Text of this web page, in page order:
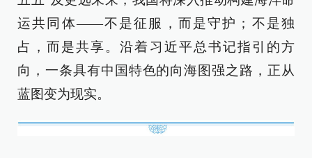
运共同体——不是征服，而是守护；不是独
占，而是共享。沿着习近平总书记指引的方
向，一条具有中国特色的向海图强之路，正从
蓝图变为现实。